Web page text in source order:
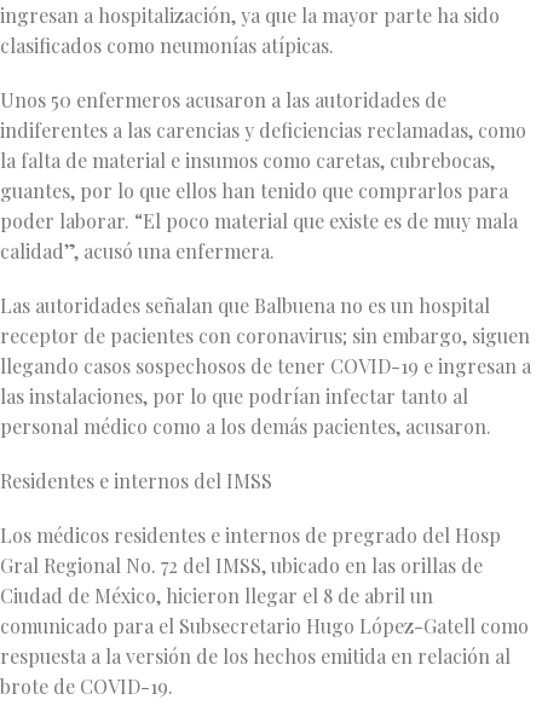
ingresan a hospitalización, ya que la mayor parte ha sido
clasificados como neumonías atípicas.
Unos 50 enfermeros acusaron a las autoridades de
indiferentes a las carencias y deficiencias reclamadas, como
la falta de material e insumos como caretas, cubrebocas,
guantes, por lo que ellos han tenido que comprarlos para
poder laborar. “El poco material que existe es de muy mala
calidad”, acusó una enfermera.
Las autoridades señalan que Balbuena no es un hospital
receptor de pacientes con coronavirus; sin embargo, siguen
llegando casos sospechosos de tener COVID-19 e ingresan a
las instalaciones, por lo que podrían infectar tanto al
personal médico como a los demás pacientes, acusaron.
Residentes e internos del IMSS
Los médicos residentes e internos de pregrado del Hosp
Gral Regional No. 72 del IMSS, ubicado en las orillas de
Ciudad de México, hicieron llegar el 8 de abril un
comunicado para el Subsecretario Hugo López-Gatell como
respuesta a la versión de los hechos emitida en relación al
brote de COVID-19.